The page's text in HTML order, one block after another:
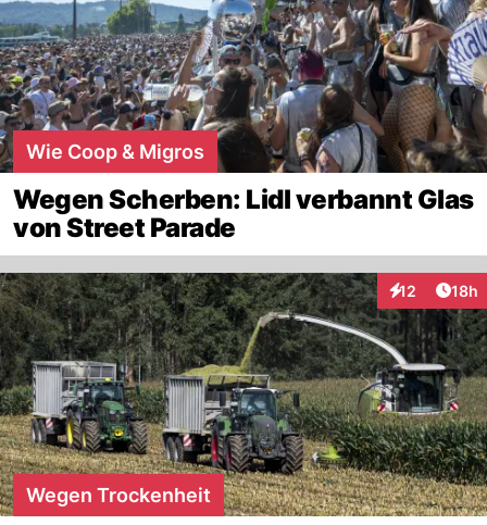
Wie Coop & Migros
Wegen Scherben: Lidl verbannt Glas
von Street Parade
12
Interaktionen
18h
Wegen Trockenheit